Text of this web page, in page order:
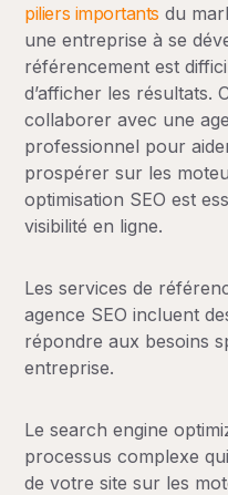
piliers importants du
une entreprise à se
référencement est
d’afficher les résultats.
collaborer avec une
professionnel pour
prospérer sur les
optimisation SEO est
visibilité en ligne.
Les services de
agence SEO incluent
répondre aux besoins
entreprise.
Le search engine
processus complexe
de votre site sur les